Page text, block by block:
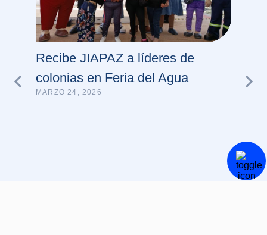
Recibe JIAPAZ a líderes de
colonias en Feria del Agua
MARZO 24, 2026